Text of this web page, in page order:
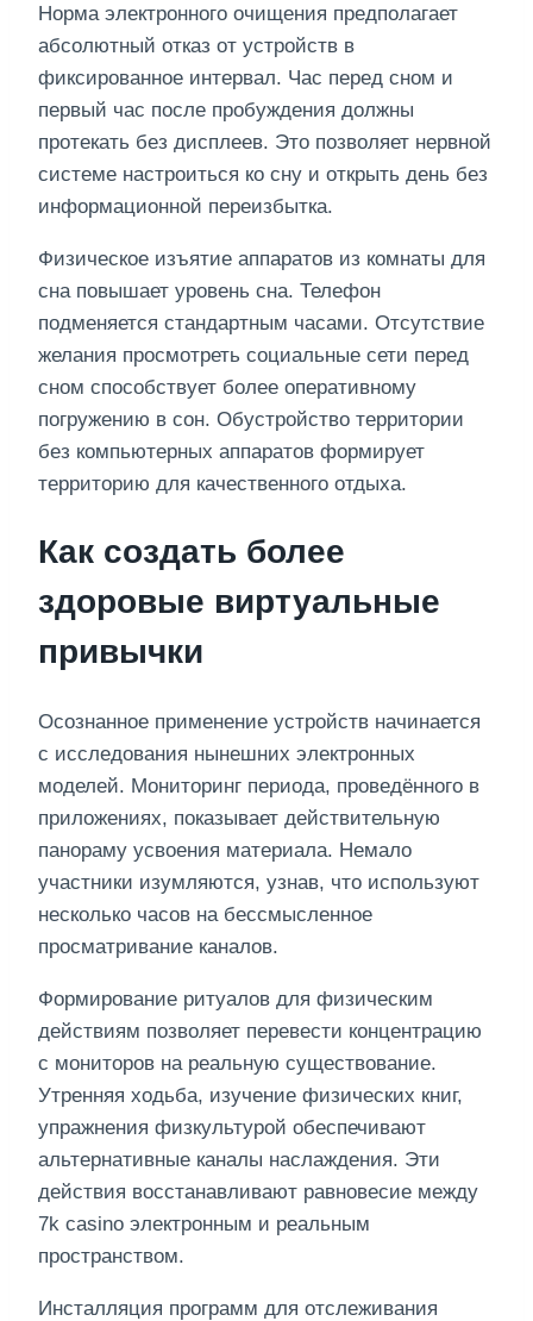
Норма электронного очищения предполагает
абсолютный отказ от устройств в
фиксированное интервал. Час перед сном и
первый час после пробуждения должны
протекать без дисплеев. Это позволяет нервной
системе настроиться ко сну и открыть день без
информационной переизбытка.
Физическое изъятие аппаратов из комнаты для
сна повышает уровень сна. Телефон
подменяется стандартным часами. Отсутствие
желания просмотреть социальные сети перед
сном способствует более оперативному
погружению в сон. Обустройство территории
без компьютерных аппаратов формирует
территорию для качественного отдыха.
Как создать более
здоровые виртуальные
привычки
Осознанное применение устройств начинается
с исследования нынешних электронных
моделей. Мониторинг периода, проведённого в
приложениях, показывает действительную
панораму усвоения материала. Немало
участники изумляются, узнав, что используют
несколько часов на бессмысленное
просматривание каналов.
Формирование ритуалов для физическим
действиям позволяет перевести концентрацию
с мониторов на реальную существование.
Утренняя ходьба, изучение физических книг,
упражнения физкультурой обеспечивают
альтернативные каналы наслаждения. Эти
действия восстанавливают равновесие между
7k casino электронным и реальным
пространством.
Инсталляция программ для отслеживания